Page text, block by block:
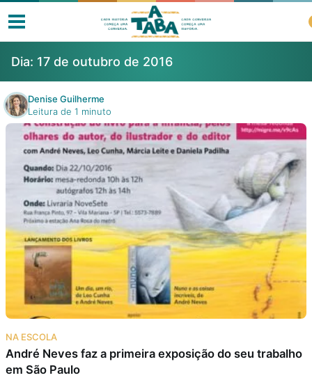
Livros
Resenhas
Clube de Leitores
Listas
Como ler?
Na escola
Na família
Dia: 17 de outubro de 2016
Denise Guilherme
Leitura de 1 minuto
NA ESCOLA
André Neves faz a primeira exposição do seu trabalho
em São Paulo